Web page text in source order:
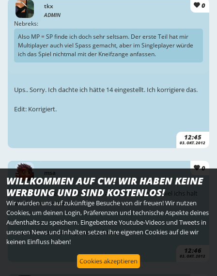
tkx
ADMIN
0
12:45
03. OKT. 2012
Nebreks:
Also MP = SP finde ich doch sehr seltsam. Der erste Teil hat mir
Multiplayer auch viel Spass gemacht, aber im Singleplayer würde
ich das Spiel nichtmal mit der Kneifzange anfassen.
Ups.. Sorry. Ich dachte ich hätte 14 eingestellt. Ich korrigiere das.
Edit: Korrigiert.
msa
0
12:46
03. OKT. 2012
wenn ich keine lust auf diablo 3 als action-rpg hab, spiel ichs halt
als shooter weiter :v:
neben d3 das beste spiel des jahres!
WILLKOMMEN AUF CW! WIR HABEN KEINE
WERBUNG UND SIND KOSTENLOS!
Wir würden uns auf zukünftige Besuche von dir freuen! Wir nutzen
Cookies, um deinen Login, Präferenzen und technische Aspekte deines
Aufenthalts zu speichern. Eingebettete Youtube-Videos und Tweets in
unseren News und Inhalten setzen ihre eigenen Cookies auf die wir
keinen Einfluss haben!
Cookies akzeptieren